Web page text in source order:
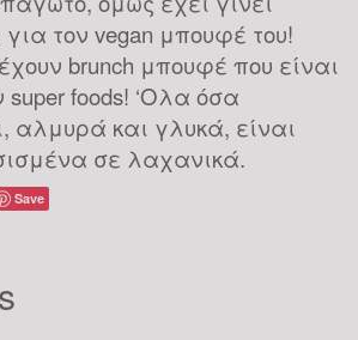
τον vegan μπουφέ του!
brunch μπουφέ που είναι
super foods! ‘Ολα όσα
αλμυρά και γλυκά, είναι
σε λαχανικά.
Save
ξεκινήσουμε τη
Χρονιά
τις
& τους στόχους
να μετράμε αντίστροφα για
για το έτος 2019. Σε αυτούς τους...